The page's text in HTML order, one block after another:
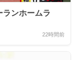
ンホームラ
22時間前